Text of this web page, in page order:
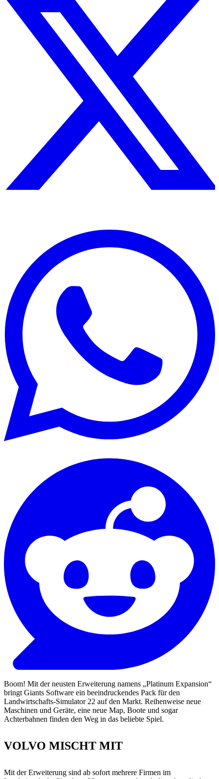
Boom! Mit der neusten Erweiterung namens „Platinum Expansion“
bringt Giants Software ein beeindruckendes Pack für den
Landwirtschafts-Simulator 22 auf den Markt. Reihenweise neue
Maschinen und Geräte, eine neue Map, Boote und sogar
Achterbahnen finden den Weg in das beliebte Spiel.
VOLVO MISCHT MIT
Mit der Erweiterung sind ab sofort mehrere Firmen im